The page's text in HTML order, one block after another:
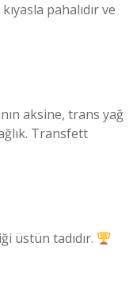
pahalıdır ve
aksine, trans yağ
Transfett
üstün tadıdır.